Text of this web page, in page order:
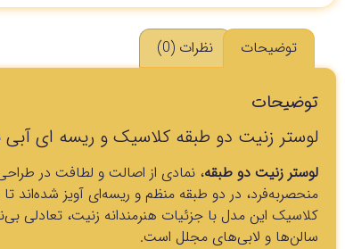
توضیحات نظرات (0)
توضیحات
لوستر زنیت دو طبقه کلاسیک و ریسه ای آبی
لوستر زنیت دو طبقه، نمادی از اصالت و لطافت در
منحصر‌به‌فرد، در دو طبقه منظم و ریسه‌ای آویز شده‌اند
کلاسیک این مدل با جزئیات هنرمندانه زنیت، تعادلی
سالن‌ها و لابی‌های مجلل است.